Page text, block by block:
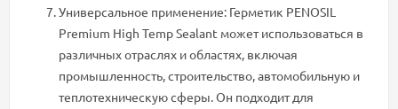
Универсальное применение: Герметик PENOSIL
Premium High Temp Sealant может использоваться в
различных отраслях и областях, включая
промышленность, строительство, автомобильную и
теплотехническую сферы. Он подходит для